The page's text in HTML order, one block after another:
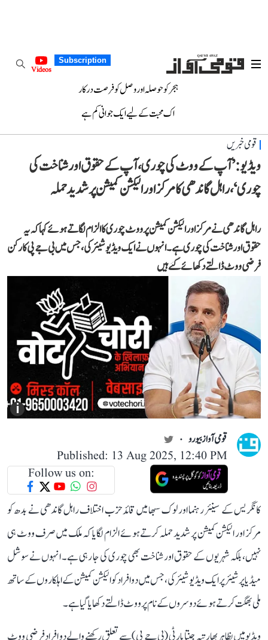
Subscription
Videos
ہجر کو حوصلہ اور وصل کو فرصت درکار
اک محبت کے لیے ایک جوانی کم ہے
قومی خبریں
ویڈیو: ’آپ کے ووٹ کی چوری، آپ کے حقوق اور شناخت کی
چوری‘، راہل گاندھی کا مرکز اور الیکشن کمیشن پر شدید حملہ
راہل گاندھی نے مرکز اور الیکشن کمیشن پر ووٹ چوری کا الزام لگاتے ہوئے کہا کہ یہ
حقوق اور شناخت کی چوری ہے۔ انہوں نے ایک ویڈیو شیئر کی، جس میں بی جے پی کارکن
فرضی ووٹ ڈالتے دکھائے گئے ہیں
i
قومی آواز بیورو
Published: 13 Aug 2025, 12:40 PM
Follow us on:
کانگریس کے سینئر رہنما اور لوک سبھا میں قائد حزب اختلاف راہل گاندھی نے بدھ کو
مرکز اور الیکشن کمیشن پر شدید حملہ کرتے ہوئے الزام لگایا کہ ملک میں صرف ووٹ ہی
نہیں، بلکہ شہریوں کے حقوق اور شناخت بھی چوری کی جا رہی ہے۔ انہوں نے سوشل
میڈیا پر شیئر پر ایک ویڈیو شیئر کی، جس میں دو افراد کو الیکشن کمیشن کے اہلکاروں کے ساتھ
ملی بھگت کرتے ہوئے دوسروں کے نام پر ووٹ ڈالتے دکھایا گیا ہے۔